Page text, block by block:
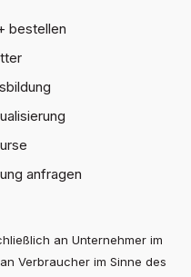
bestellen
anfragen
an Unternehmer im
Verbraucher im Sinne des